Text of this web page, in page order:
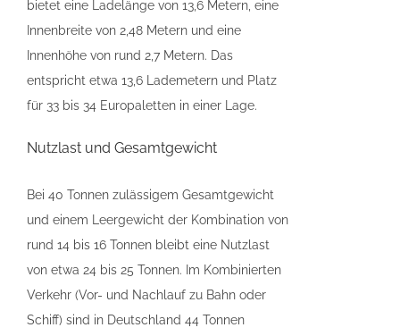
bietet eine Ladelänge von 13,6 Metern, eine
Innenbreite von 2,48 Metern und eine
Innenhöhe von rund 2,7 Metern. Das
entspricht etwa 13,6 Lademetern und Platz
für 33 bis 34 Europaletten in einer Lage.
Nutzlast und Gesamtgewicht
Bei 40 Tonnen zulässigem Gesamtgewicht
und einem Leergewicht der Kombination von
rund 14 bis 16 Tonnen bleibt eine Nutzlast
von etwa 24 bis 25 Tonnen. Im Kombinierten
Verkehr (Vor- und Nachlauf zu Bahn oder
Schiff) sind in Deutschland 44 Tonnen